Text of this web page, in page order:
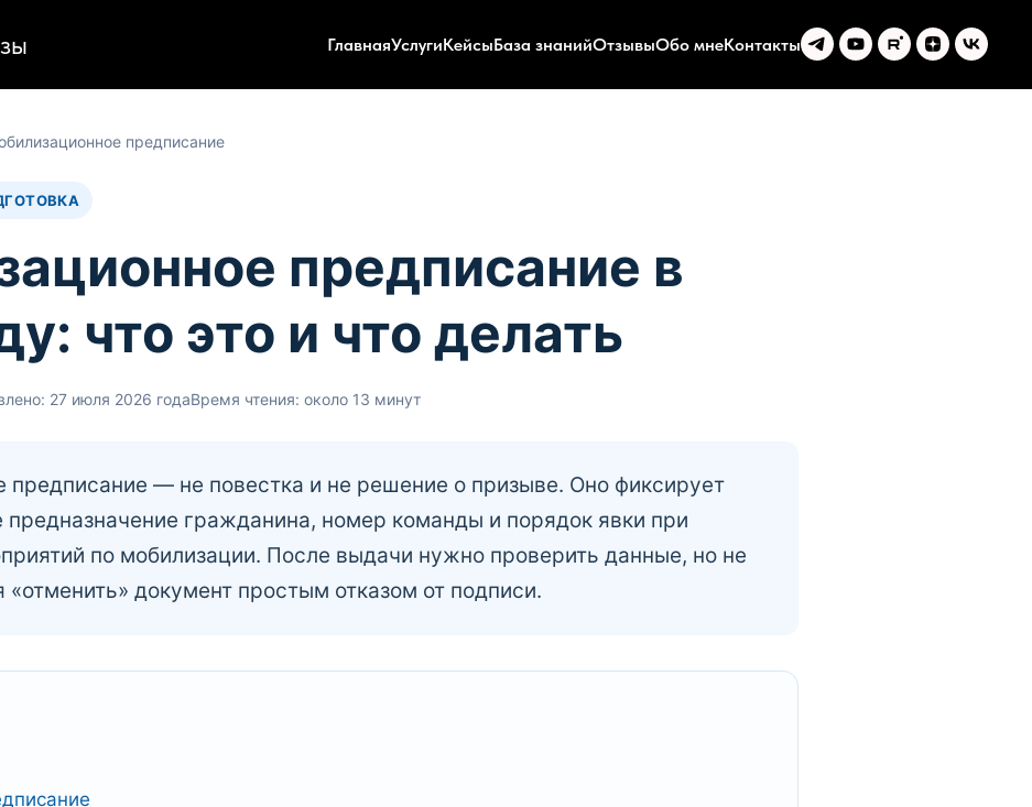
ГлавнаяУслугиКейсыБаза знанийОтзывыОбо мнеКонтакты
предписание
предписание в
что это и что делать
27 июля 2026 годаВремя чтения: около 13 минут
предписание — не повестка и не решение о призыве. Оно фиксирует
предназначение гражданина, номер команды и порядок явки при
по мобилизации. После выдачи нужно проверить данные, но не
«отменить» документ простым отказом от подписи.